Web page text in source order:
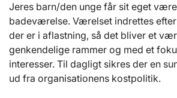
Jeres barn/den unge får sit eget
badeværelse. Værelset indrettes efter
der er i aflastning, så det bliver et
genkendelige rammer og med et
interesser. Til dagligt sikres der en
ud fra organisationens kostpolitik.